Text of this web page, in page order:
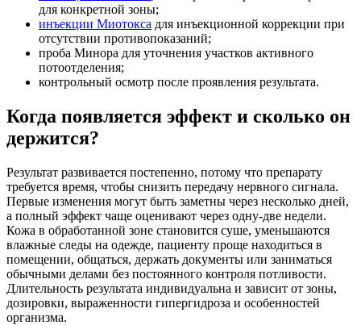
для конкретной зоны;
инъекции Миотокса для инъекционной коррекции при
отсутствии противопоказаний;
проба Минора для уточнения участков активного
потоотделения;
контрольный осмотр после проявления результата.
Когда появляется эффект и сколько он
держится?
Результат развивается постепенно, потому что препарату
требуется время, чтобы снизить передачу нервного сигнала.
Первые изменения могут быть заметны через несколько дней,
а полный эффект чаще оценивают через одну-две недели.
Кожа в обработанной зоне становится суше, уменьшаются
влажные следы на одежде, пациенту проще находиться в
помещении, общаться, держать документы или заниматься
обычными делами без постоянного контроля потливости.
Длительность результата индивидуальна и зависит от зоны,
дозировки, выраженности гипергидроза и особенностей
организма.